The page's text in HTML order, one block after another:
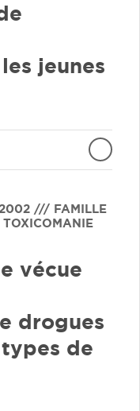
jeunes
/// FAMILLE
vécue
drogues
de